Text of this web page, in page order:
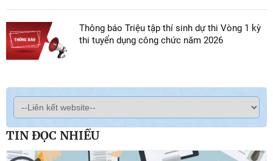
Thông báo Triệu tập thí sinh dự thi Vòng 1 kỳ
thi tuyển dụng công chức năm 2026
TIN ĐỌC NHIỀU